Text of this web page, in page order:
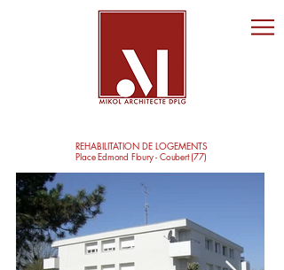
REHABILITATION DE LOGEMENTS
Place Edmond Floury - Coubert (77)